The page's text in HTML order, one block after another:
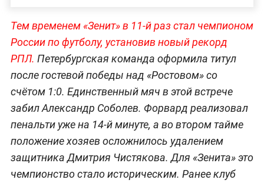
Тем временем «Зенит» в 11-й раз стал чемпионом
России по футболу, установив новый рекорд
РПЛ. Петербургская команда оформила титул
после гостевой победы над «Ростовом» со
счётом 1:0. Единственный мяч в этой встрече
забил Александр Соболев. Форвард реализовал
пенальти уже на 14-й минуте, а во втором тайме
положение хозяев осложнилось удалением
защитника Дмитрия Чистякова. Для «Зенита» это
чемпионство стало историческим. Ранее клуб